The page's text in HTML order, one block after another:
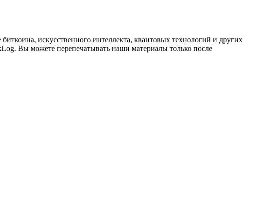
искусственного интеллекта, квантовых технологий и других
Вы можете перепечатывать наши материалы только после